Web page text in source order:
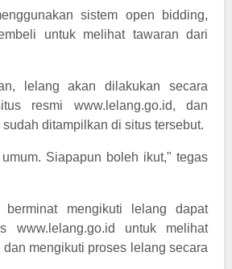
sistem open bidding,
untuk melihat tawaran dari
lelang akan dilakukan secara
resmi www.lelang.go.id, dan
ditampilkan di situs tersebut.
Siapapun boleh ikut," tegas
berminat mengikuti lelang dapat
www.lelang.go.id untuk melihat
mengikuti proses lelang secara